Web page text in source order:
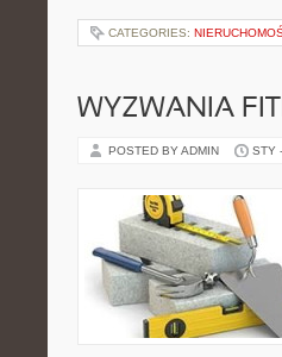
CATEGORIES:
WYZWANIA
POSTED BY ADMIN STY